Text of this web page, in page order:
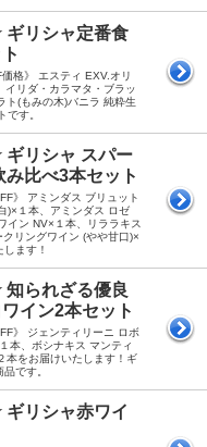
リシャ定番食
格》 エスティ EXV.オリ
イリダ・カラマタ・ブラッ
ト(もみの木)バニラ 純粋生
です。
リシャ スパー
比べ3本セット
》 アミンダス ブリュット
)×１本、アミンダス ロゼ
イン NV×１本、リララキス
リングワイン (やや甘口)×
ます！
られざる優良
イン2本セット
》 ジェンティリーニ ロボ
本、ボシナキス マンティ
をお届けいたします！ギ
です。
リシャ赤ワイ